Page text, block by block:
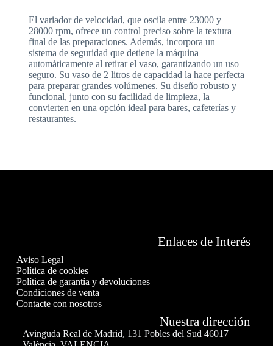
El variador de velocidad, que oscila entre 23000 y
28000 rpm, ofrece un control preciso sobre la textura
final de las preparaciones. Además, incorpora un
sistema de seguridad que detiene la máquina
automáticamente al retirar el vaso, garantizando un uso
seguro. Su vaso de 2 litros de capacidad la hace perfecta
para preparar grandes volúmenes. Su diseño robusto y
funcional, junto con su facilidad de limpieza, la
convierten en una opción ideal para bares, cafeterías y
restaurantes.
Enlaces de Interés
Aviso Legal
Política de cookies
Política de garantía y devoluciones
Condiciones de venta
Contacte con nosotros
Nuestra dirección
Avinguda Real de Madrid, 131 Pobles del Sud 46017